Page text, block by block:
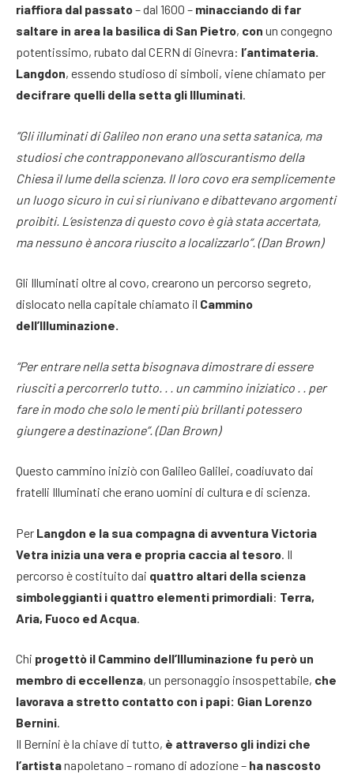
riaffiora dal passato– dal 1600 – minacciando di far
saltare in area la basilica di San Pietro, con un congegno
potentissimo, rubato dal CERN di Ginevra: l’antimateria.
Langdon, essendo studioso di simboli, viene chiamato per
decifrare quelli della setta gli Illuminati.
“Gli illuminati di Galileo non erano una setta satanica, ma
studiosi che contrapponevano all’oscurantismo della
Chiesa il lume della scienza. Il loro covo era semplicemente
un luogo sicuro in cui si riunivano e dibattevano argomenti
proibiti. L’esistenza di questo covo è già stata accertata,
ma nessuno è ancora riuscito a localizzarlo”. (Dan Brown)
Gli Illuminati oltre al covo, crearono un percorso segreto,
dislocato nella capitale chiamato il Cammino
dell’Illuminazione.
“Per entrare nella setta bisognava dimostrare di essere
riusciti a percorrerlo tutto. . . un cammino iniziatico . . per
fare in modo che solo le menti più brillanti potessero
giungere a destinazione”. (Dan Brown)
Questo cammino iniziò con Galileo Galilei, coadiuvato dai
fratelli Illuminati che erano uomini di cultura e di scienza.
Per Langdon e la sua compagna di avventura Victoria
Vetra inizia una vera e propria caccia al tesoro. Il
percorso è costituito dai quattro altari della scienza
simboleggianti i quattro elementi primordiali: Terra,
Aria, Fuoco ed Acqua.
Chi progettò il Cammino dell’Illuminazione fu però un
membro di eccellenza, un personaggio insospettabile, che
lavorava a stretto contatto con i papi: Gian Lorenzo
Bernini.
Il Bernini è la chiave di tutto, è attraverso gli indizi che
l’artistanapoletano – romano di adozione – ha nascosto